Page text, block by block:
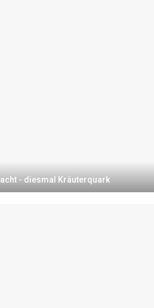
- diesmal Kräuterquark